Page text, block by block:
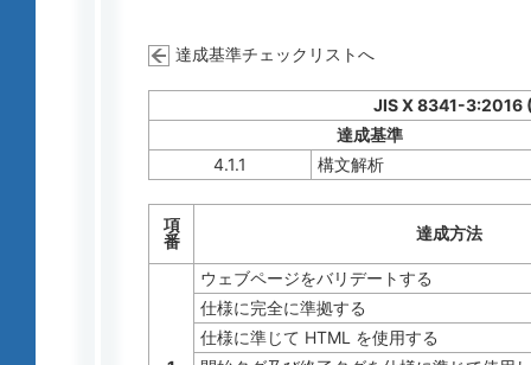
達成基準チェックリストへ
JIS X 8341-3:2016
達成基準
4.1.1
構文解析
項
番
達成方法
ウェブページをバリデートする
仕様に完全に準拠する
仕様に準じて HTML を使用する